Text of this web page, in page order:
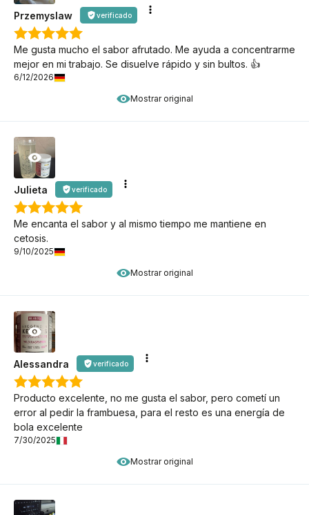
Mostrar original
Przemyslaw verificado
Me gusta mucho el sabor afrutado. Me ayuda a concentrarme
mejor en mi trabajo. Se disuelve rápido y sin bultos. 👍️
6/12/2026
Mostrar original
Julieta verificado
Me encanta el sabor y al mismo tiempo me mantiene en
cetosis.
9/10/2025
Mostrar original
Alessandra verificado
Producto excelente, no me gusta el sabor, pero cometí un
error al pedir la frambuesa, para el resto es una energía de
bola excelente
7/30/2025